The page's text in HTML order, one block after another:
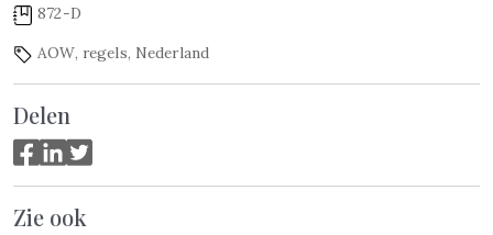
872-D
AOW, regels, Nederland
Delen
Zie ook